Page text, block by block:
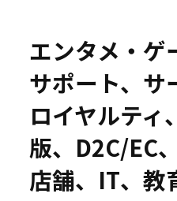
事例
お役立ち情報
エンタメ・ゲ
サポート、サ
ロイヤルティ
版、D2C/EC
店舗、IT、教